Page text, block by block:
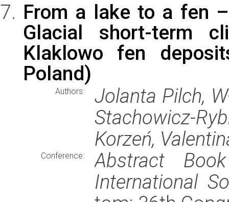
From a lake to a fen
Glacial short-term
Klaklowo fen
Poland)
Authors:
Jolanta Pilch,
Stachowicz-
Korzeń,
Conference:
Abstract
International